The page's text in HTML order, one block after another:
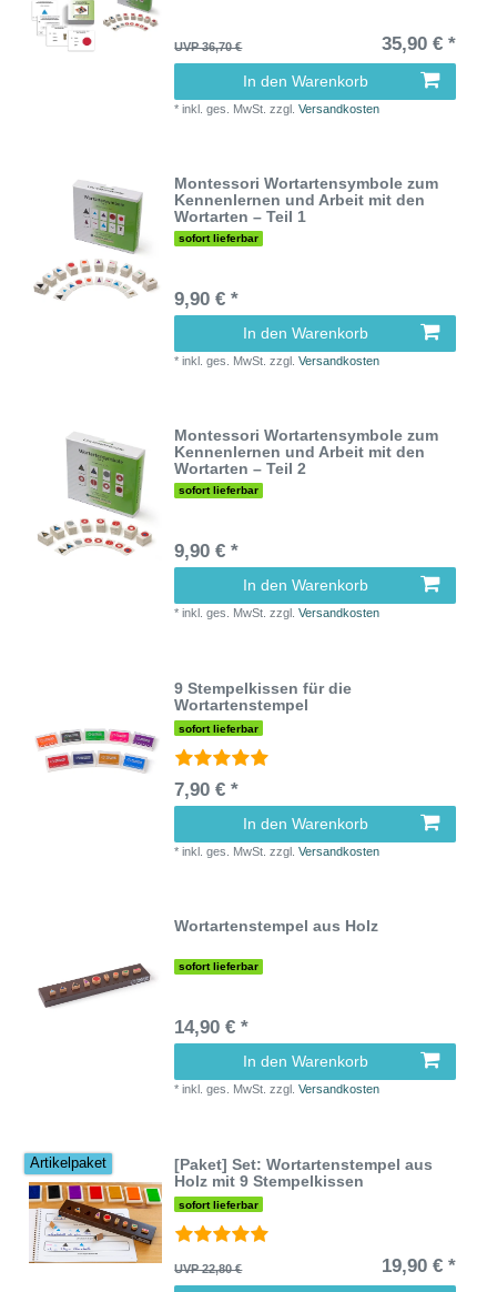
UVP 36,70 € 35,90 € *
In den Warenkorb
*inkl. ges. MwSt. zzgl.Versandkosten
Montessori Wortartensymbole zum
Kennenlernen und Arbeit mit den
Wortarten – Teil 1
sofort lieferbar
9,90 € *
In den Warenkorb
*inkl. ges. MwSt. zzgl.Versandkosten
Montessori Wortartensymbole zum
Kennenlernen und Arbeit mit den
Wortarten – Teil 2
sofort lieferbar
9,90 € *
In den Warenkorb
*inkl. ges. MwSt. zzgl.Versandkosten
9 Stempelkissen für die
Wortartenstempel
sofort lieferbar
7,90 € *
In den Warenkorb
*inkl. ges. MwSt. zzgl.Versandkosten
Wortartenstempel aus Holz
sofort lieferbar
14,90 € *
In den Warenkorb
*inkl. ges. MwSt. zzgl.Versandkosten
Artikelpaket
[Paket] Set: Wortartenstempel aus
Holz mit 9 Stempelkissen
sofort lieferbar
UVP 22,80 € 19,90 € *